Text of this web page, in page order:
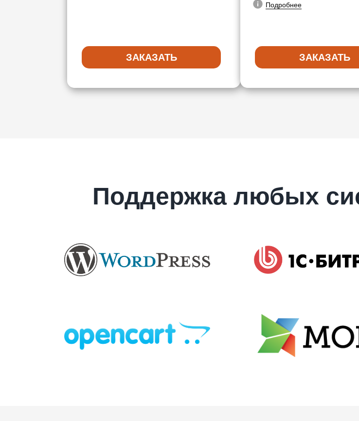
ЗАКАЗАТЬ
Подробнее
ЗАКАЗАТЬ
Поддержка любых